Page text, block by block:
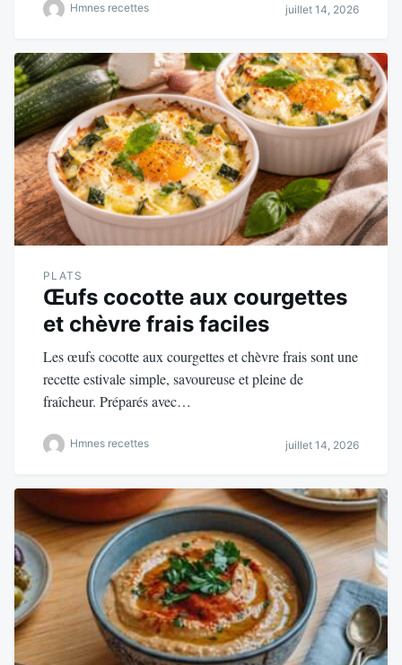
Hmnes recettes juillet 14, 2026
PLATS
Œufs cocotte aux courgettes
et chèvre frais faciles
Les œufs cocotte aux courgettes et chèvre frais sont une
recette estivale simple, savoureuse et pleine de
fraîcheur. Préparés avec…
Hmnes recettes juillet 14, 2026